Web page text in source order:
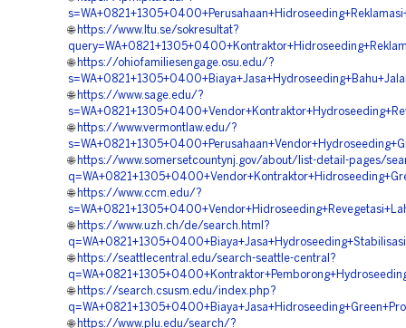
🌐 https://www.ltu.se/sokresultat?
🌐 https://ohiofamiliesengage.osu.edu/?
🌐 https://www.sage.edu/?
🌐 https://www.vermontlaw.edu/?
🌐 https://www.somersetcountynj.gov/about/list-detail-pages/
🌐 https://www.ccm.edu/?
🌐 https://www.uzh.ch/de/search.html?
🌐 https://seattlecentral.edu/search-seattle-central?
🌐 https://search.csusm.edu/index.php?
🌐 https://www.plu.edu/search/?